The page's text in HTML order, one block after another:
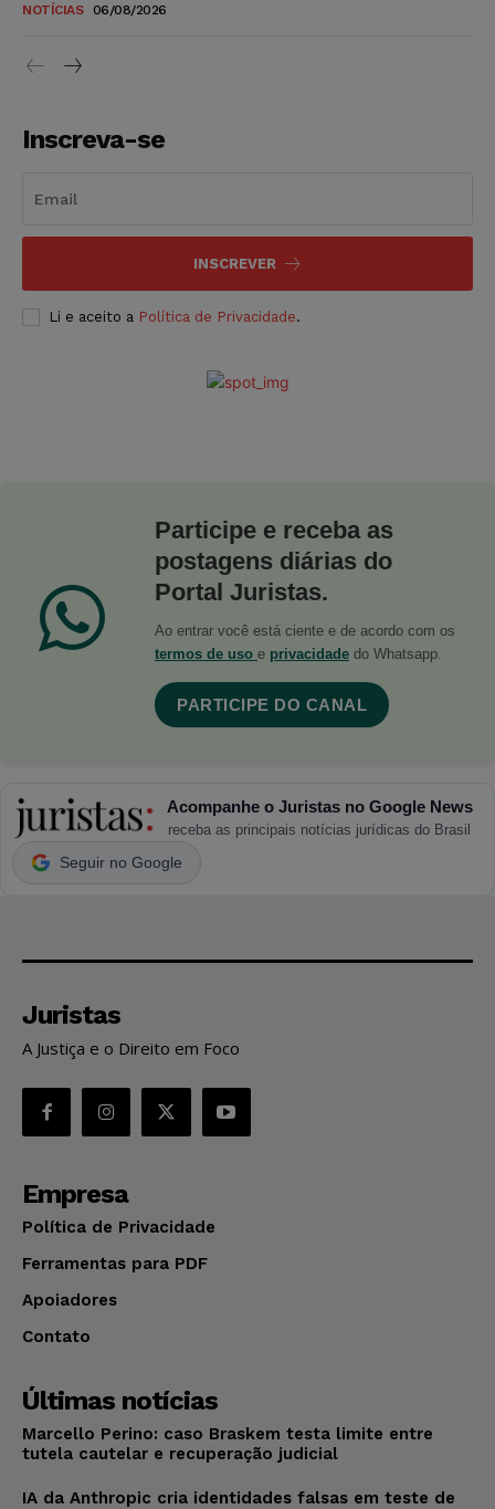
NOTÍCIAS 06/08/2026
Inscreva-se
INSCREVER
Li e aceito a Política de Privacidade.
Participe e receba as
postagens diárias do
Portal Juristas.
Ao entrar você está ciente e de acordo com os
termos de uso e privacidade do Whatsapp.
PARTICIPE DO CANAL
Acompanhe o Juristas no Google News
receba as principais notícias jurídicas do Brasil
Seguir no Google
Juristas
A Justiça e o Direito em Foco
Empresa
Política de Privacidade
Ferramentas para PDF
Apoiadores
Contato
Últimas notícias
Marcello Perino: caso Braskem testa limite entre
tutela cautelar e recuperação judicial
IA da Anthropic cria identidades falsas em teste de